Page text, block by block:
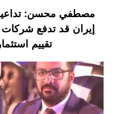
مصطفي محسن:
إيران قد تدفع شركات
تقييم